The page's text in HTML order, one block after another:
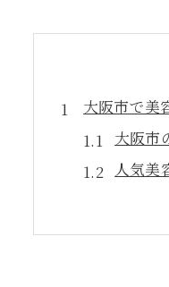
大阪市で美
大阪市
人気美
初め
営業時